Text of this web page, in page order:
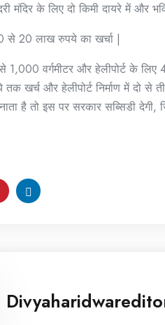
मंदिर के लिए दो किमी दायरे में और
से 20 लाख रुपये का खर्चा |
वर्गमीटर और हेलीपोर्ट के लिए
खर्च और हेलीपोर्ट निर्माण में दो से
है तो इस पर सरकार सब्सिडी देगी,